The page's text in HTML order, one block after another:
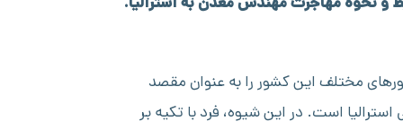
مختلف این کشور را به عنوان مقصد
است. در این شیوه، فرد با تکیه بر